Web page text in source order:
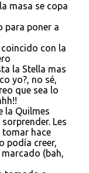
masa se copa
para poner a
con la
la Stella mas
yo?, no sé,
que sea lo
la Quilmes
Les
tomar hace
podía creer,
(bah,